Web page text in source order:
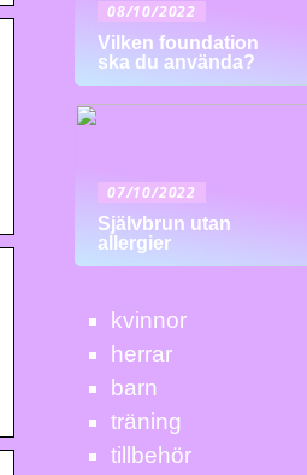
08/10/2022
Vilken foundation
ska du använda?
07/10/2022
Självbrun utan
allergier
kvinnor
herrar
barn
träning
tillbehör